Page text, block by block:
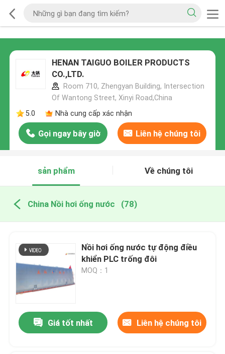
HENAN TAIGUO BOILER PRODUCTS
CO.,LTD.
Room 710, Zhengyan Building, Intersection
Of Wantong Street, Xinyi Road,China
5.0
Nhà cung cấp xác nhận
Gọi ngay bây giờ Liên hệ chúng tôi
sản phẩm Về chúng tôi
China Nồi hơi ống nước (78)
Nồi hơi ống nước tự động điều
khiển PLC trống đôi
MOQ：1
Giá tốt nhất Liên hệ chúng tôi